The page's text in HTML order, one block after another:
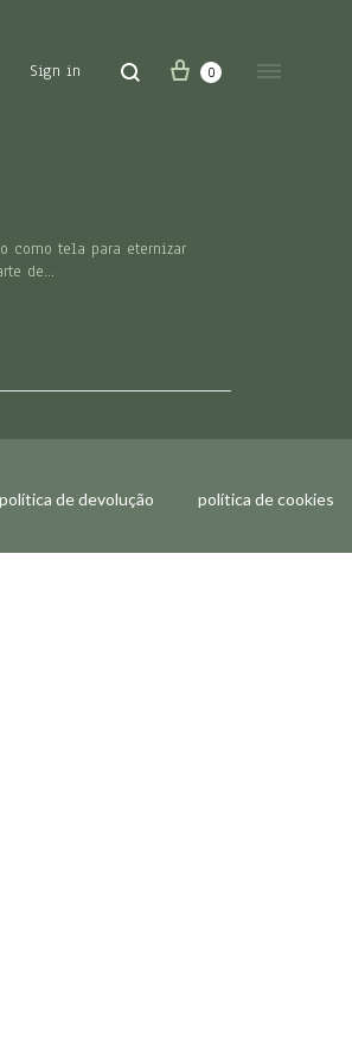
Sign in pesquisa carrinho
0 menu
como tela para eternizar
de…
política de devolução política de cookies